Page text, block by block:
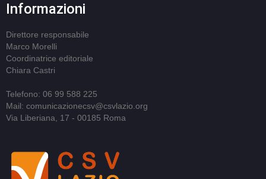
Informazioni
Direttore responsabile
Marco Morelli
Coordinatrice editoriale
Chiara Castri
Telefono: 06 99 588 225
Mail: comunicazionecsv@csvlazio.org
Via Liberiana, 17 - 00185 Roma